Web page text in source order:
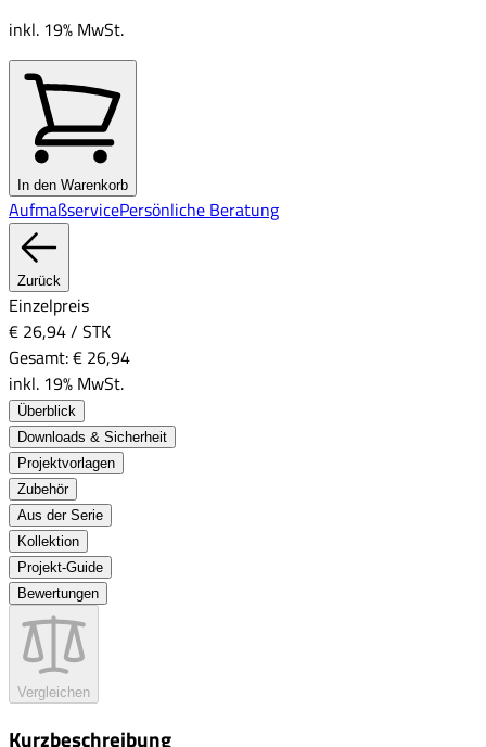
inkl. 19% MwSt.
In den Warenkorb
AufmaßservicePersönliche Beratung
Zurück
Einzelpreis
€ 26,94/ STK
Gesamt:€ 26,94
inkl. 19% MwSt.
Überblick
Downloads & Sicherheit
Projektvorlagen
Zubehör
Aus der Serie
Kollektion
Projekt-Guide
Bewertungen
Vergleichen
Kurzbeschreibung